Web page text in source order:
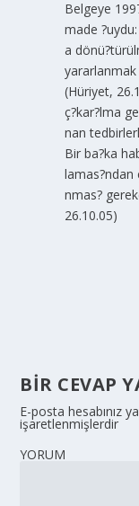
Belgeye
made
a
(Hüriyet,
ç?kar?lma
nan
Bir ba?ka
lamas?ndan
nmas?
26.10.05)
BIR CEVAP
E-posta hesabınız
işaretlenmişlerdir
YORUM